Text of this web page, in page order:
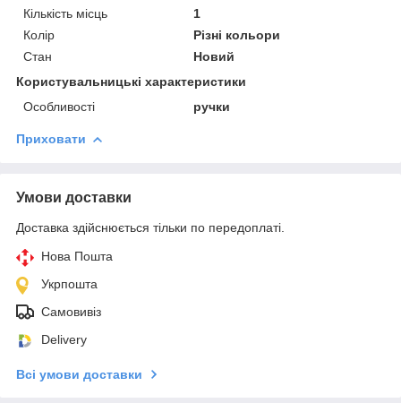
Кількість місць
1
Колір
Різні кольори
Стан
Новий
Користувальницькі характеристики
Особливості
ручки
Приховати
Умови доставки
Доставка здійснюється тільки по передоплаті.
Нова Пошта
Укрпошта
Самовивіз
Delivery
Всі умови доставки